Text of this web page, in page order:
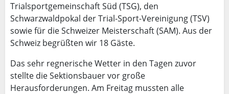
Trialsportgemeinschaft Süd (TSG), den
Schwarzwaldpokal der Trial-Sport-Vereinigung (TSV)
sowie für die Schweizer Meisterschaft (SAM). Aus der
Schweiz begrüßten wir 18 Gäste.
Das sehr regnerische Wetter in den Tagen zuvor
stellte die Sektionsbauer vor große
Herausforderungen. Am Freitag mussten alle